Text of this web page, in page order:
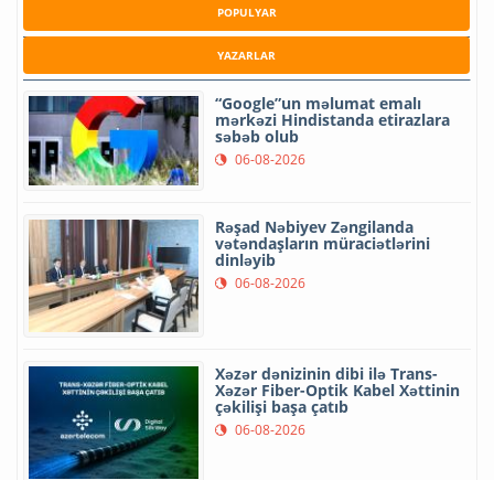
POPULYAR
YAZARLAR
“Google”un məlumat emalı
mərkəzi Hindistanda etirazlara
səbəb olub
06-08-2026
Rəşad Nəbiyev Zəngilanda
vətəndaşların müraciətlərini
dinləyib
06-08-2026
Xəzər dənizinin dibi ilə Trans-
Xəzər Fiber-Optik Kabel Xəttinin
çəkilişi başa çatıb
06-08-2026